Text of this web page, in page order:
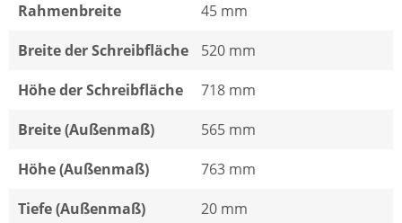
Rahmenbreite
45 mm
Breite der Schreibfläche
520 mm
Höhe der Schreibfläche
718 mm
Breite (Außenmaß)
565 mm
Höhe (Außenmaß)
763 mm
Tiefe (Außenmaß)
20 mm